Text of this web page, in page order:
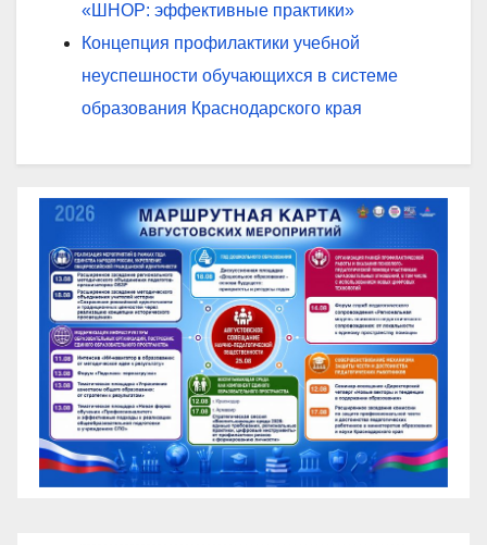
«ШНОР: эффективные практики»
Концепция профилактики учебной
неуспешности обучающихся в системе
образования Краснодарского края